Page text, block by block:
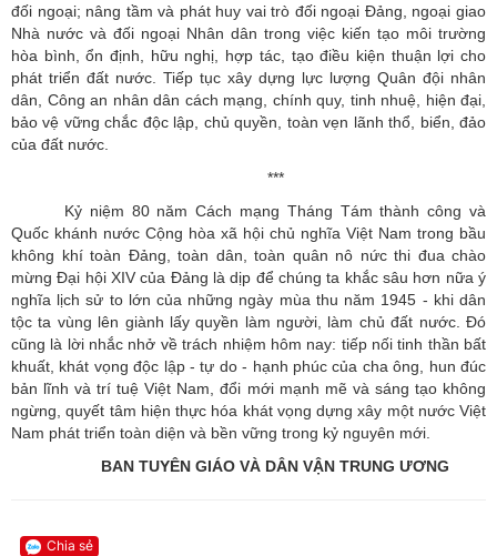
đối ngoại; nâng tầm và phát huy vai trò đối ngoại Đảng, ngoại giao
Nhà nước và đối ngoại Nhân dân trong việc kiến tạo môi trường
hòa bình, ổn định, hữu nghị, hợp tác, tạo điều kiện thuận lợi cho
phát triển đất nước. Tiếp tục xây dựng lực lượng Quân đội nhân
dân, Công an nhân dân cách mạng, chính quy, tinh nhuệ, hiện đại,
bảo vệ vững chắc độc lập, chủ quyền, toàn vẹn lãnh thổ, biển, đảo
của đất nước.
***
Kỷ niệm 80 năm Cách mạng Tháng Tám thành công và
Quốc khánh nước Cộng hòa xã hội chủ nghĩa Việt Nam trong bầu
không khí toàn Đảng, toàn dân, toàn quân nô nức thi đua chào
mừng Đại hội XIV của Đảng là dịp để chúng ta khắc sâu hơn nữa ý
nghĩa lịch sử to lớn của những ngày mùa thu năm 1945 - khi dân
tộc ta vùng lên giành lấy quyền làm người, làm chủ đất nước. Đó
cũng là lời nhắc nhở về trách nhiệm hôm nay: tiếp nối tinh thần bất
khuất, khát vọng độc lập - tự do - hạnh phúc của cha ông, hun đúc
bản lĩnh và trí tuệ Việt Nam, đổi mới mạnh mẽ và sáng tạo không
ngừng, quyết tâm hiện thực hóa khát vọng dựng xây một nước Việt
Nam phát triển toàn diện và bền vững trong kỷ nguyên mới.
BAN TUYÊN GIÁO VÀ DÂN VẬN TRUNG ƯƠNG
Chia sẻ